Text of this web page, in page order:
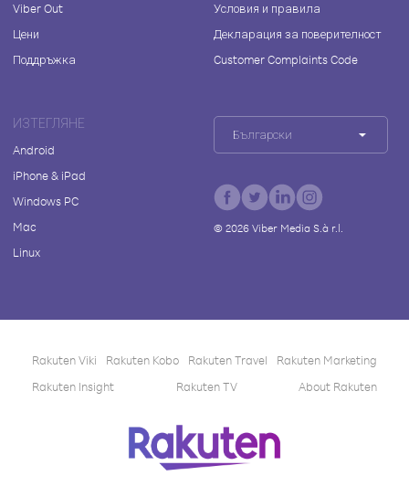
Viber Out
Цени
Поддръжка
Условия и правила
Декларация за поверителност
Customer Complaints Code
ИЗТЕГЛЯНЕ
Android
iPhone & iPad
Windows PC
Mac
Linux
Български
© 2026Viber Media S.à r.l.
Rakuten Viki Rakuten Kobo Rakuten Travel
Rakuten Marketing
Rakuten Insight
Rakuten TV About Rakuten